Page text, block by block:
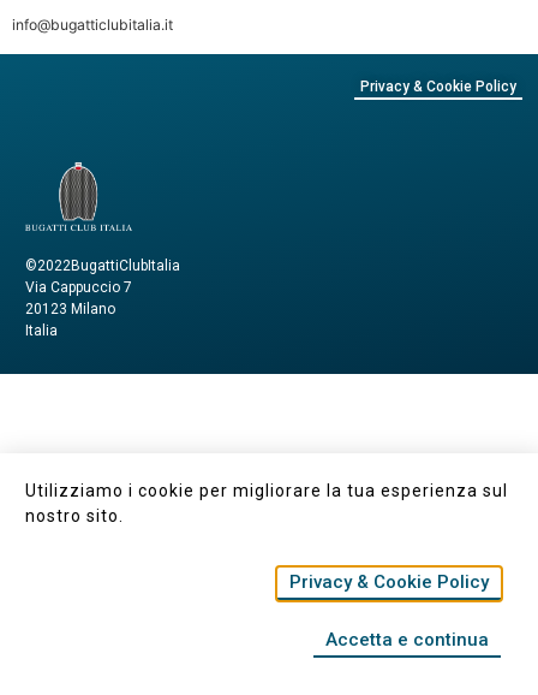
info@bugatticlubitalia.it
©2022BugattiClubItalia
Via Cappuccio 7
20123 Milano
Italia
Privacy & Cookie Policy
Utilizziamo i cookie per migliorare la tua esperienza sul
nostro sito.
Privacy & Cookie Policy
Accetta e continua